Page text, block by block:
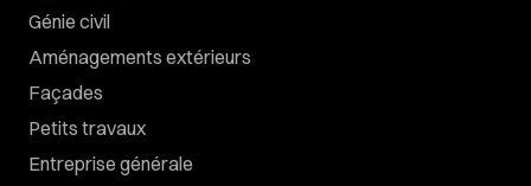
Génie civil
Aménagements extérieurs
Façades
Petits travaux
Entreprise générale